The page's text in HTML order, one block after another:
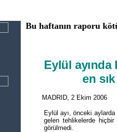
Bu haftanın raporu
Eylül ayında
en
MADRID, 2 Ekim 2006
Eylül ayı, önceki
gelen tehlikelerde hiçbir
görülmedi.